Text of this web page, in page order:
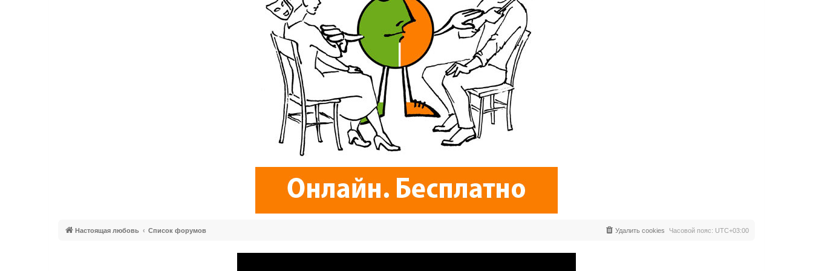
Настоящая любовь Список форумов Часовой пояс: UTC+03:00
Удалить cookies